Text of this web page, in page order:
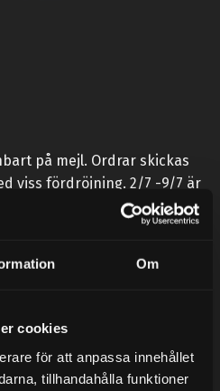
Om
cookies
för att anpassa innehållet
tillhandahålla funktioner
på mejl. Ordrar skickas
viss fördröjning. 2/7 -9/7 är